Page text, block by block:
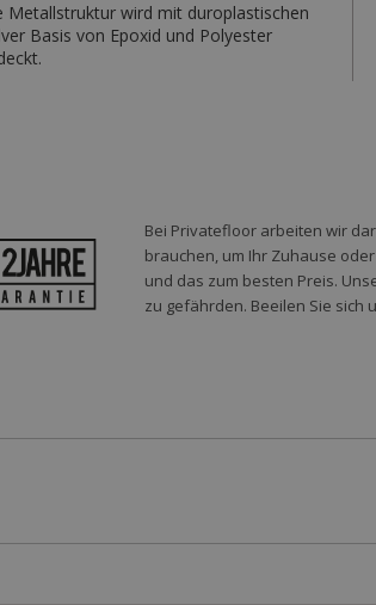
Metallstruktur wird mit duroplastischen
Basis von Epoxid und Polyester
Bei Privatefloor arbeiten wir
brauchen, um Ihr Zuhause
und das zum besten Preis.
zu gefährden. Beeilen Sie sich